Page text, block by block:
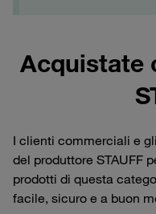
Acquistate
I clienti commerciali e
del produttore STAUFF
prodotti di questa
facile, sicuro e a buon